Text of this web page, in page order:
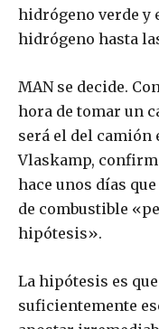
hidrógeno verde y
hidrógeno hasta
MAN se decide.
hora de tomar un
será el del camión
Vlaskamp,
hace unos días
de combustible
hipótesis».
La hipótesis es
suficientemente